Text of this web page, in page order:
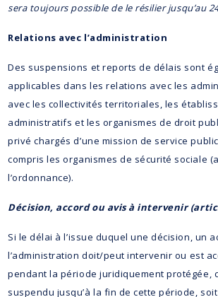
sera toujours possible de le résilier jusqu’au
Relations avec l’administration
Des suspensions et reports de délais sont
applicables dans les relations avec les
avec les collectivités territoriales, les
administratifs et les organismes de droit
privé chargés d’une mission de service
compris les organismes de sécurité sociale
l’ordonnance).
Décision, accord ou avis à intervenir
Si le délai à l’issue duquel une décision, un
l’administration doit/peut intervenir ou est
pendant la période juridiquement protégée,
suspendu jusqu’à la fin de cette période, soit